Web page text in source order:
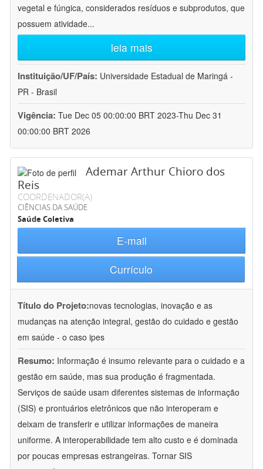
vegetal e fúngica, considerados resíduos e subprodutos, que
possuem atividade...
leia mais
Instituição/UF/País: Universidade Estadual de Maringá -
PR - Brasil
Vigência: Tue Dec 05 00:00:00 BRT 2023-Thu Dec 31
00:00:00 BRT 2026
Ademar Arthur Chioro dos
Reis
COORDENADOR(A)
CIÊNCIAS DA SAÚDE
Saúde Coletiva
E-mail
Currículo
Título do Projeto:novas tecnologias, inovação e as
mudanças na atenção integral, gestão do cuidado e gestão
em saúde - o caso ipes
Resumo: Informação é insumo relevante para o cuidado e a
gestão em saúde, mas sua produção é fragmentada.
Serviços de saúde usam diferentes sistemas de informação
(SIS) e prontuários eletrônicos que não interoperam e
deixam de transferir e utilizar informações de maneira
uniforme. A interoperabilidade tem alto custo e é dominada
por poucas empresas estrangeiras. Tornar SIS